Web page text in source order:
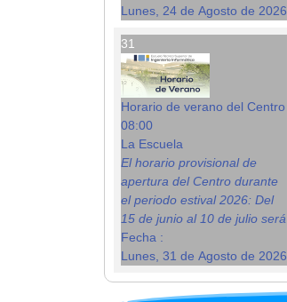
Lunes, 24 de Agosto de 2026
31
Horario de verano del Centro
08:00
La Escuela
El horario provisional de
apertura del Centro durante
el periodo estival 2026: Del
15 de junio al 10 de julio será
Fecha :
Lunes, 31 de Agosto de 2026